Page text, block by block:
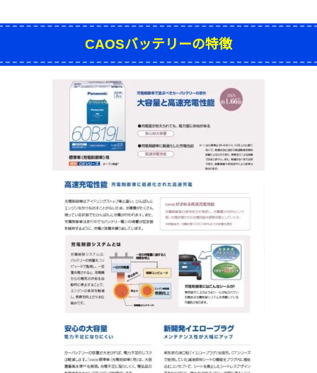
CAOSバッテリーの特徴